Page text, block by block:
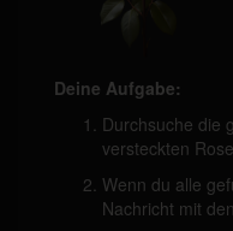
Deine Aufgabe:
Durchsuche die
versteckten
Wenn du alle
Nachricht mit